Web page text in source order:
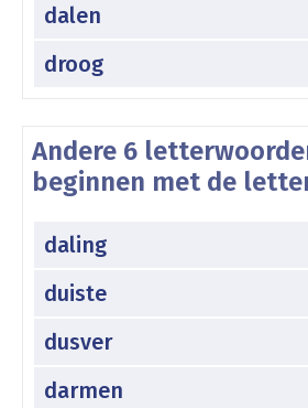
dalen
droog
Andere 6
beginnen met de
daling
duiste
dusver
darmen